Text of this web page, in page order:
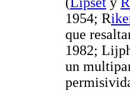
1954; R
que
1982;
un